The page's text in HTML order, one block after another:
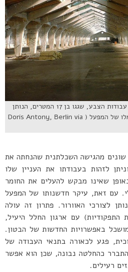
אולם הייצור המרכזי משיק מתחם עבודות הצבע, שגגו בן 17 המטרים, הנותן
מענה לדרישות האוורור, הפך לסמלו של המפעל ( Doris Antony, Berlin via
מהגישה השכלתנית שהנחתה את
לזהות בעבודתו את העניין שלו
שאינו מבקש להעלים את החומר
עם זאת, עיקר חדשנותו של המפעל
לצורכי האוורור. פתרון זה עולה
התפקודיות) עם ארגון החלל היעיל,
באפשרויות החדשות של הבטון.
פגע לכאורה בתנאי העבודה של
כהחלטה נבונה, שכן הוא אפשר
רעילים.